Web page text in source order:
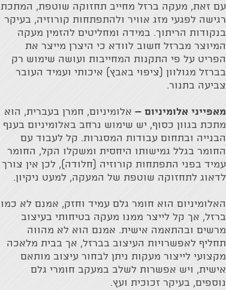
עם זאת, מעקה ברזל מחייב תחזוקה שוטפת, המתכת
רגישה לפגעי מזג אוויר ולהתפתחות קורוזיה, בעיקר
בנקודות הריתוך. במידה ומחליטים להזמין מעקה
המיוצר מברזל חשוב לוודא כי היצרן מייצר את
הפריט על פי התקנות המחייבות ועושה שימוש רק
בברזל מגולוון (ציפוי באבץ) איכותי ועמיד העובר
צביעה בתנור.
מאפייני אלומיניום – אלומיניום, חמרן בעברית, הוא
מתכת בגוון כסוף, יש שימוש נרחב באלומיניום בענף
הבנייה ובתחום עבודות המסגרות. קל לעבוד עם
החומר בגלל גמישותו היחסית ומשקלו הקל, החומר
עמיד בפני התפתחות קורוזיה (חלודה), לכן אין צורך
לדאוג לתחזוקה שוטפת של המעקה, למעט ניקיון.
האלומיניום הוא חומר גלם עמיד וחזק, אמנם לא כמו
ברזל, אך קל לייצר ממנו מעקה בטיחותי בעיצוב
מרשים ובהתאמה אישית. אמנם הוא לא מהווה
תחליף לאפשרויות העיצוב בברזל, אך בבית מלאכה
מקצועי לייצור מעקות ניתן לבחור עיצוב מותאם
אישית, ויש אפשרות לשלב במעקב חומרי גלם
נוספים, בעיקר זכוכית ועץ.